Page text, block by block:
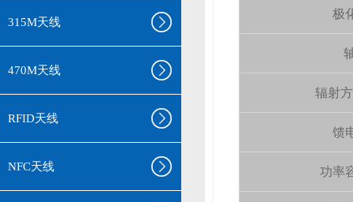
315M天线
470M天线
RFID天线
NFC天线
极
辐射
馈
功率